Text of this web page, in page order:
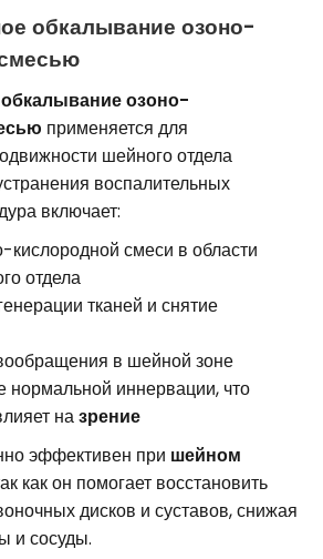
обкалывание озоно-
озоно-
применяется для
шейного отдела
воспалительных
включает:
кислородной смеси в области
отдела
тканей и снятие
в шейной зоне
нормальной иннервации, что
назрение
эффективен при шейном
как он помогает восстановить
дисков и суставов, снижая
и сосуды.